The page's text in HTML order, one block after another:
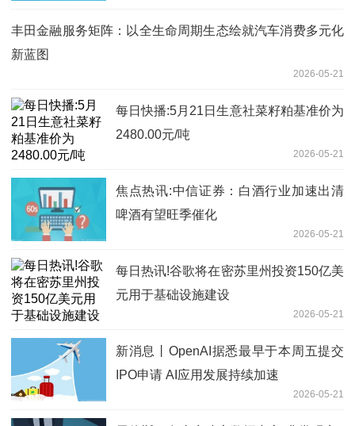
丰田金融服务矩阵：以全生命周期生态绘就汽车消费多元化
新蓝图
2026-05-21
每日快播:5月21日生意社菜籽粕基准价为
2480.00元/吨
2026-05-21
焦点热讯:中信证券：白酒行业加速出清
啤酒有望旺季催化
2026-05-21
每日热讯!谷歌将在密苏里州投资150亿美
元用于基础设施建设
2026-05-21
新消息丨OpenAI据悉最早于本周五提交
IPO申请 AI应用发展持续加速
2026-05-21